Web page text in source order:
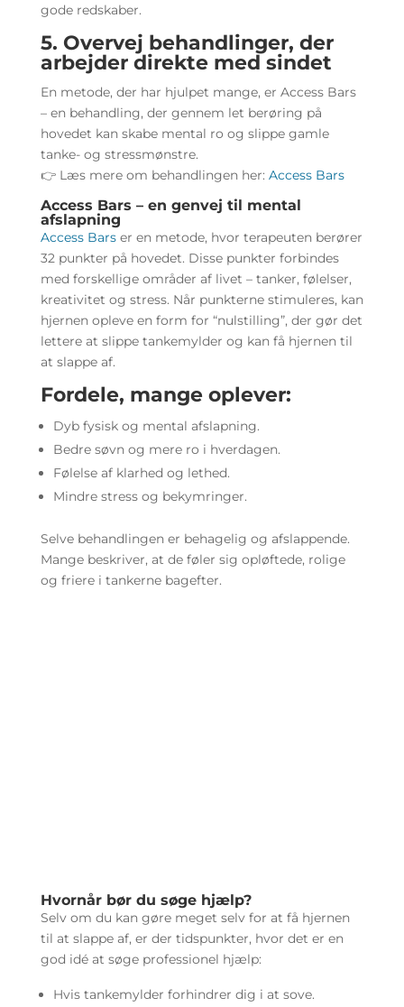
gode redskaber.
5. Overvej behandlinger, der
arbejder direkte med sindet
En metode, der har hjulpet mange, er Access Bars
– en behandling, der gennem let berøring på
hovedet kan skabe mental ro og slippe gamle
tanke- og stressmønstre.
👉 Læs mere om behandlingen her: Access Bars
Access Bars – en genvej til mental
afslapning
Access Barser en metode, hvor terapeuten berører
32 punkter på hovedet. Disse punkter forbindes
med forskellige områder af livet – tanker, følelser,
kreativitet og stress. Når punkterne stimuleres, kan
hjernen opleve en form for “nulstilling”, der gør det
lettere at slippe tankemylder og kan få hjernen til
at slappe af.
Fordele, mange oplever:
Dyb fysisk og mental afslapning.
Bedre søvn og mere ro i hverdagen.
Følelse af klarhed og lethed.
Mindre stress og bekymringer.
Selve behandlingen er behagelig og afslappende.
Mange beskriver, at de føler sig opløftede, rolige
og friere i tankerne bagefter.
Hvornår bør du søge hjælp?
Selv om du kan gøre meget selv for at få hjernen
til at slappe af, er der tidspunkter, hvor det er en
god idé at søge professionel hjælp:
Hvis tankemylder forhindrer dig i at sove.